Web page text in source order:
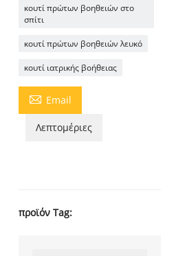
κουτί πρώτων βοηθειών στο
σπίτι
κουτί πρώτων βοηθειών λευκό
κουτί ιατρικής βοήθειας
 Email
Λεπτομέριες
προϊόν Tag: